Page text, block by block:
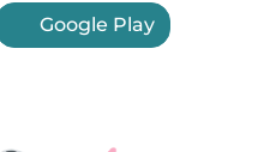
Google Play